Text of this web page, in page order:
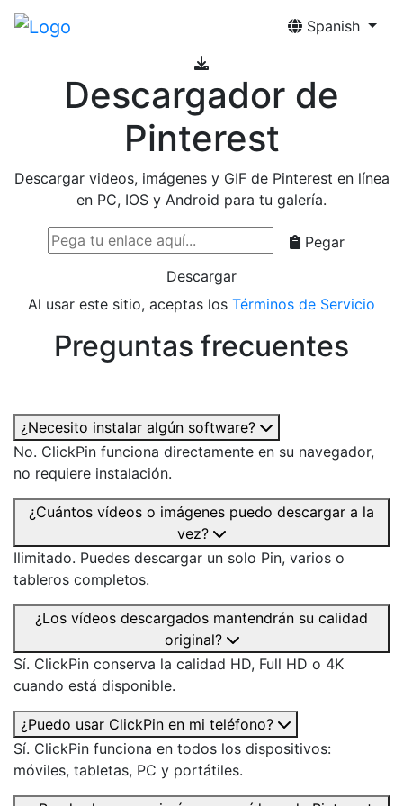
Spanish
Descargador de
Pinterest
Descargar videos, imágenes y GIF de Pinterest en línea
en PC, IOS y Android para tu galería.
Pegar
Descargar
Al usar este sitio, aceptas los Términos de Servicio
Preguntas frecuentes
¿Necesito instalar algún software?
No. ClickPin funciona directamente en su navegador,
no requiere instalación.
¿Cuántos vídeos o imágenes puedo descargar a la
vez?
Ilimitado. Puedes descargar un solo Pin, varios o
tableros completos.
¿Los vídeos descargados mantendrán su calidad
original?
Sí. ClickPin conserva la calidad HD, Full HD o 4K
cuando está disponible.
¿Puedo usar ClickPin en mi teléfono?
Sí. ClickPin funciona en todos los dispositivos:
móviles, tabletas, PC y portátiles.